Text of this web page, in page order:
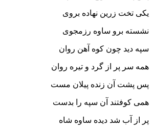
یکى تخت زرین نهاده بروى
نشسته برو ساوه رزمجوى‏
سپه دید چون کوه آهن روان
همه سر پر از گرد و تیره روان‏
پس پشت آن زنده پیلان مست
همى کوفتند آن سپه را بدست‏
پر از آب شد دیده ساوه شاه